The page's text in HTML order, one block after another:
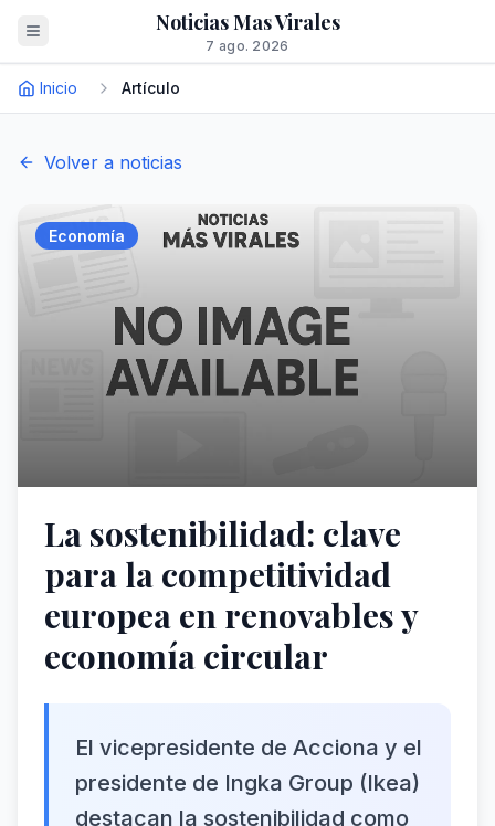
Noticias Mas Virales
7 ago. 2026
Inicio Artículo
Volver a noticias
Economía
La sostenibilidad: clave
para la competitividad
europea en renovables y
economía circular
El vicepresidente de Acciona y el
presidente de Ingka Group (Ikea)
destacan la sostenibilidad como